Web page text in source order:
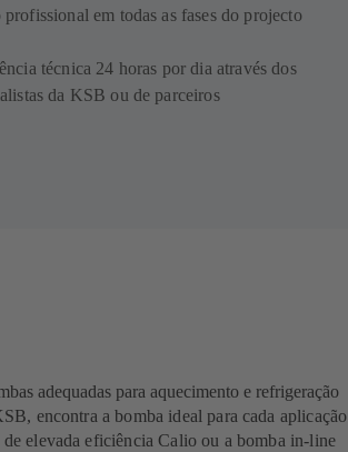
em todas as fases do projecto
técnica 24 horas por dia através dos
da KSB ou de parceiros
adequadas para aquecimento e refrigeração
encontra a bomba ideal para cada
elevada eficiência Calio ou a bomba in-line